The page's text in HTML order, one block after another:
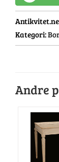
Kategori:
Andre